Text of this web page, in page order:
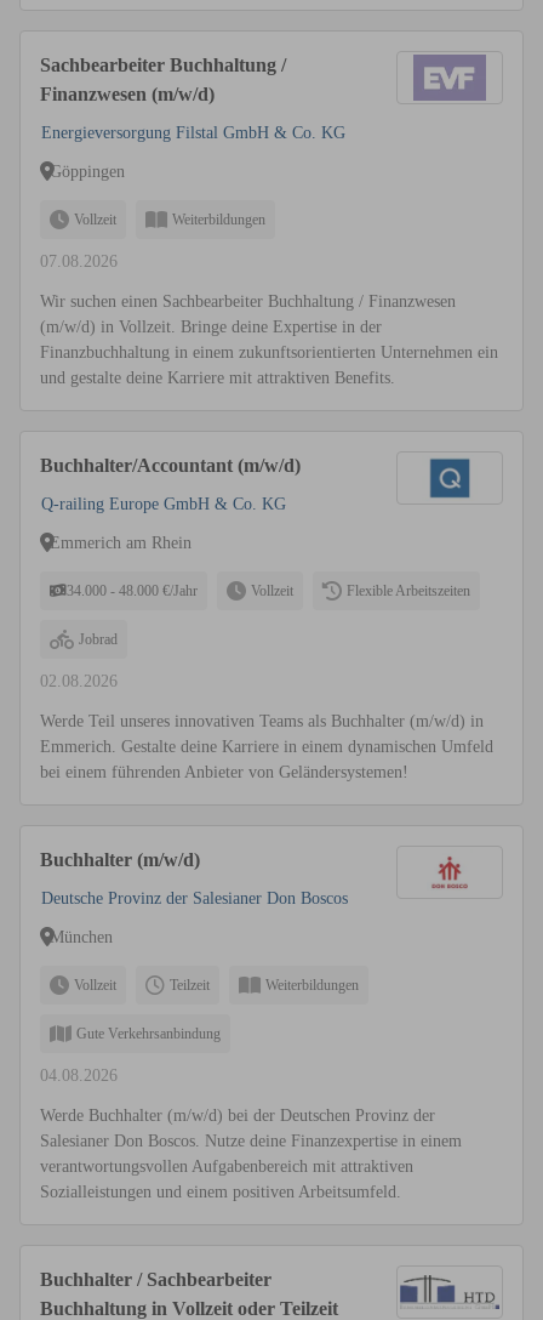
Sachbearbeiter Buchhaltung /
Finanzwesen (m/w/d)
Energieversorgung Filstal GmbH & Co. KG
Göppingen
Vollzeit Weiterbildungen
07.08.2026
Wir suchen einen Sachbearbeiter Buchhaltung / Finanzwesen
(m/w/d) in Vollzeit. Bringe deine Expertise in der
Finanzbuchhaltung in einem zukunftsorientierten Unternehmen ein
und gestalte deine Karriere mit attraktiven Benefits.
Buchhalter/Accountant (m/w/d)
Q-railing Europe GmbH & Co. KG
Emmerich am Rhein
34.000 - 48.000 €/Jahr Vollzeit Flexible Arbeitszeiten
Jobrad
02.08.2026
Werde Teil unseres innovativen Teams als Buchhalter (m/w/d) in
Emmerich. Gestalte deine Karriere in einem dynamischen Umfeld
bei einem führenden Anbieter von Geländersystemen!
Buchhalter (m/w/d)
Deutsche Provinz der Salesianer Don Boscos
München
Vollzeit Teilzeit Weiterbildungen
Gute Verkehrsanbindung
04.08.2026
Werde Buchhalter (m/w/d) bei der Deutschen Provinz der
Salesianer Don Boscos. Nutze deine Finanzexpertise in einem
verantwortungsvollen Aufgabenbereich mit attraktiven
Sozialleistungen und einem positiven Arbeitsumfeld.
Buchhalter / Sachbearbeiter
Buchhaltung in Vollzeit oder Teilzeit